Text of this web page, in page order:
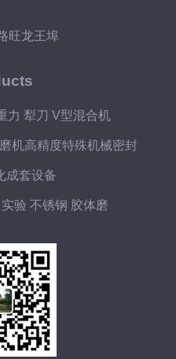
旺龙王埠
力 犁刀 V型混合机
机高精度特殊机械密封
成套设备
验 不锈钢 胶体磨